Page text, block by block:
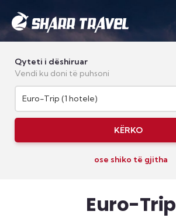
Qyteti i dëshiruar
Vendi ku doni të puhsoni
Euro-Trip (1 hotele)
KËRKO
ose shiko të gjitha
Euro-Trip